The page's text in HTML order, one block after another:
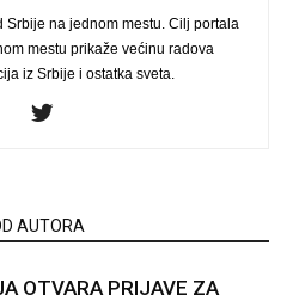
Srbije na jednom mestu. Cilj portala
mestu prikaže većinu radova
iz Srbije i ostatka sveta.
AUTORA
OTVARA PRIJAVE ZA